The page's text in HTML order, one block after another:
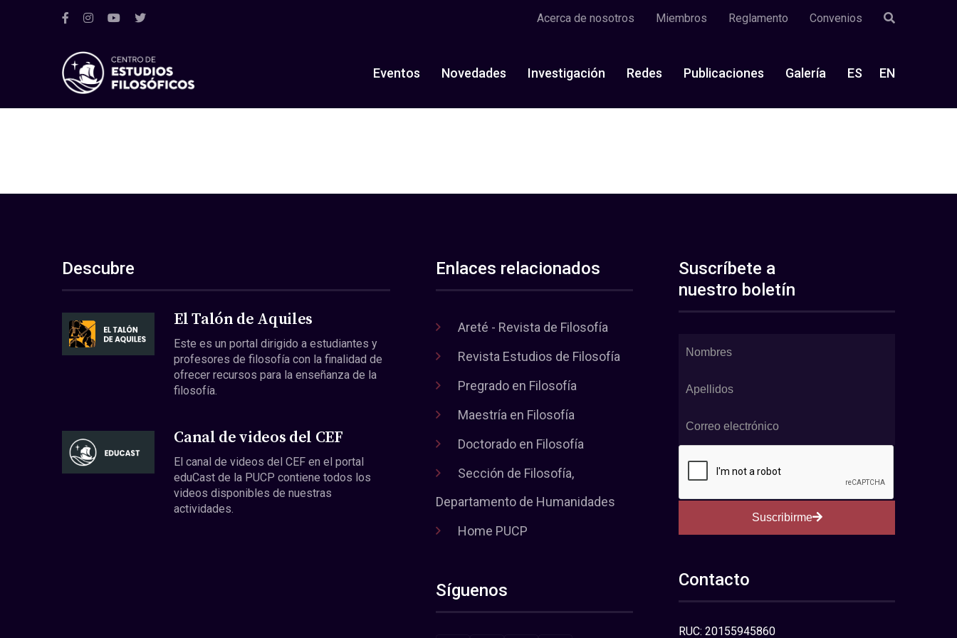
Acerca de nosotros Miembros Reglamento Convenios
Eventos Novedades Investigación Redes Publicaciones Galería ES EN
Descubre
El Talón de Aquiles
Este es un portal dirigido a estudiantes y
profesores de filosofía con la finalidad de
ofrecer recursos para la enseñanza de la
filosofía.
Canal de videos del CEF
El canal de videos del CEF en el portal
eduCast de la PUCP contiene todos los
videos disponibles de nuestras
actividades.
Enlaces relacionados
Areté - Revista de Filosofía
Revista Estudios de Filosofía
Pregrado en Filosofía
Maestría en Filosofía
Doctorado en Filosofía
Sección de Filosofía,
Departamento de Humanidades
Home PUCP
Síguenos
Suscríbete a
nuestro boletín
Suscribirme
Contacto
RUC: 20155945860